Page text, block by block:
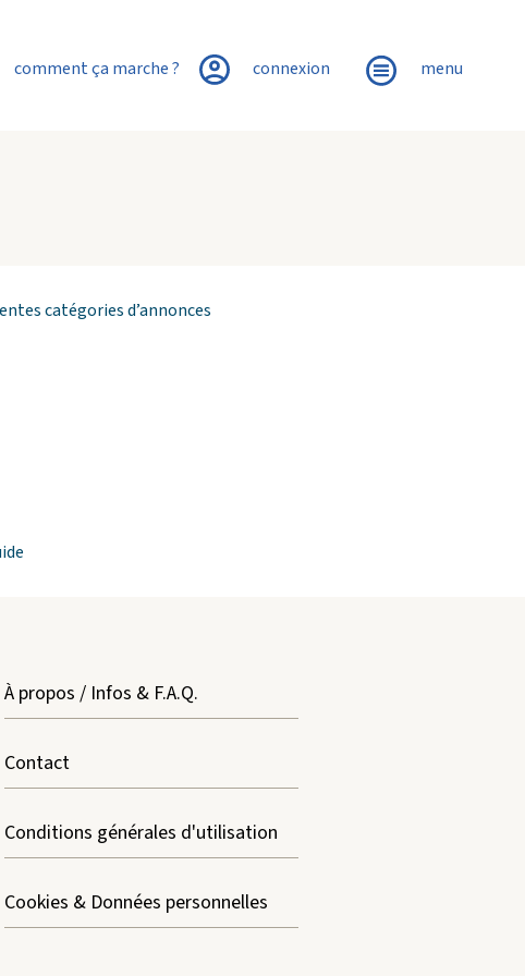
comment ça marche ? connexion menu
catégories d’annonces
À propos / Infos & F.A.Q.
Contact
Conditions générales d'utilisation
Cookies & Données personnelles